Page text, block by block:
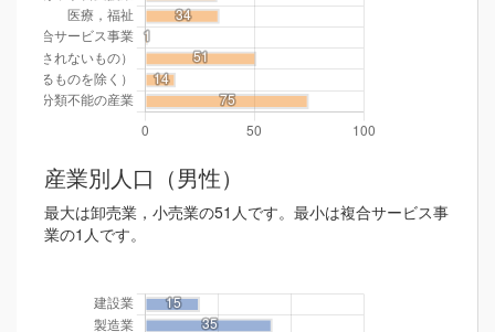
産業別人口（男性）
最大は卸売業，小売業の51人です。最小は複合サービス事
業の1人です。